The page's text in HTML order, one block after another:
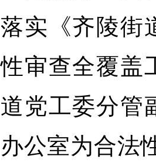
落实《齐陵街
性审查全覆盖
道党工委分管
办公室为合法